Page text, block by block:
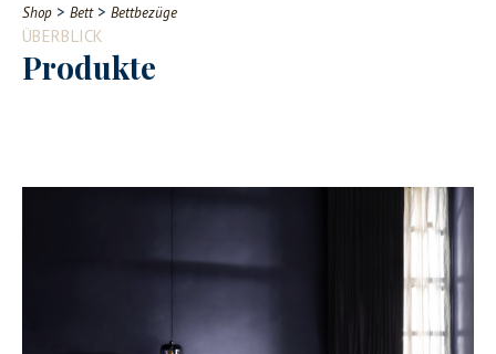
Contact
Shop > Bett> Bettbezüge
ÜBERBLICK
Produkte